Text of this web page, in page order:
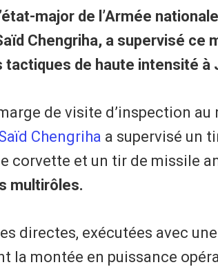
major de l’Armée
Chengriha, a supervisé ce
tactiques de haute intensité à
de visite d’inspection
Chengriha a supervisé un
corvette et un tir de missile
multirôles.
directes, exécutées avec
la montée en puissance